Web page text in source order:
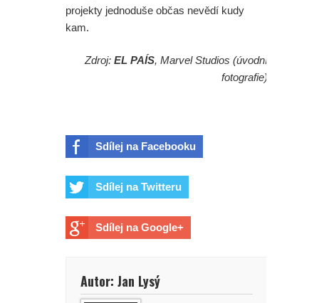
projekty jednoduše občas nevědí kudy
kam.
Zdroj: EL PAÍS, Marvel Studios (úvodní
fotografie)
Sdílej na Facebooku
Sdílej na Twitteru
Sdílej na Google+
Autor: Jan Lysý